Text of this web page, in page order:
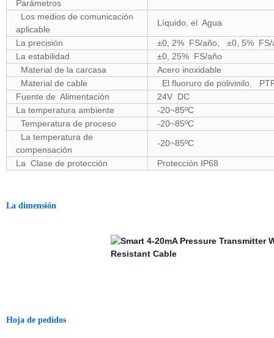
Parámetros
Los medios de comunicación
aplicable
Líquido, el Agua
La precisión
±0, 2% FS/año, ±0, 5% FS/
La estabilidad
±0, 25% FS/año
Material de la carcasa
Acero inoxidable
Material de cable
El fluoruro de polivinilo,
Fuente de Alimentación
24V DC
La temperatura ambiente
-20~85ºC
Temperatura de proceso
-20~85ºC
La temperatura de
compensación
-20~85ºC
La Clase de protección Protección IP68
La dimensión
Hoja de pedidos